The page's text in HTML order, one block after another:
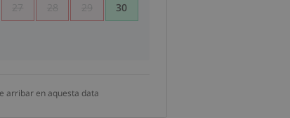
27 28 29 30
arribar en aquesta data